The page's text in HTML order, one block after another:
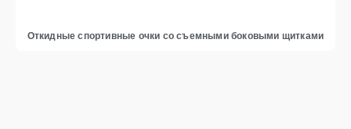
Откидные спортивные очки со съемными боковыми щитками